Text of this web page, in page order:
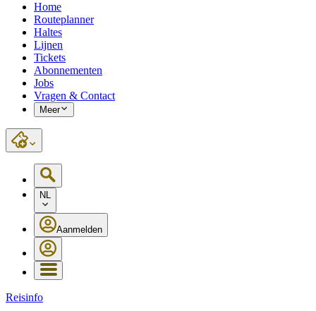
Home
Routeplanner
Haltes
Lijnen
Tickets
Abonnementen
Jobs
Vragen & Contact
Meer
NL
Aanmelden
Reisinfo